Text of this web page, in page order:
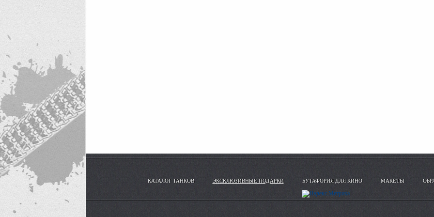
КАТАЛОГ ТАНКОВ ЭКСКЛЮЗИВНЫЕ ПОДАРКИ БУТАФОРИЯ ДЛЯ КИНО МАКЕТЫ